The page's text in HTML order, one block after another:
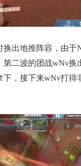
换出地推阵容，由于
第二波的团战wNv
下，接下来wNv打